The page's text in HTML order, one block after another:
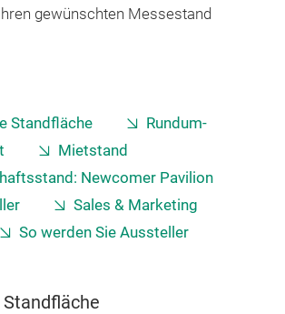
gewünschten Messestand
Standfläche
Rundum-
Mietstand
Newcomer Pavilion
Sales & Marketing
So werden Sie Aussteller